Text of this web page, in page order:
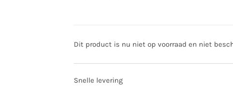
Dit product is nu niet op voorraad en niet
Snelle levering